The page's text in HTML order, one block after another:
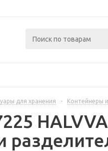
для хранения - Контейнеры